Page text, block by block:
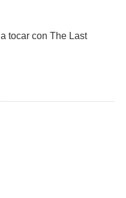
tocar con The Last